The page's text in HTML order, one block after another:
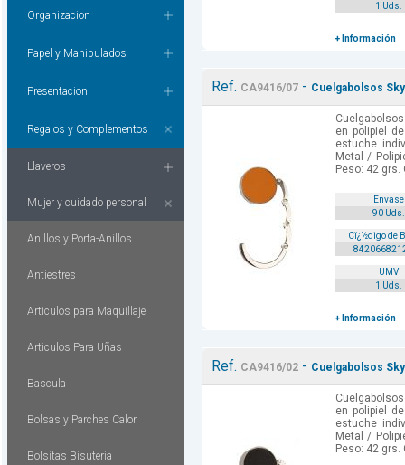
Organizacion
Papel y Manipulados
Presentacion
Regalos y Complementos
Llaveros
Mujer y cuidado personal
Anillos y Porta-Anillos
Antiestres
Articulos para Maquillaje
Articulos Para Uñas
Bascula
Bolsas y Parches Calor
Bolsitas Bisuteria
1 Uds.
+ Información
Ref. CA9416/07- Cuelgabolsos
en polipiel
estuche
Metal /
Peso: 42 grs.
Envase
90 Uds.
Cï¿½digo de
UMV
1 Uds.
+ Información
Ref. CA9416/02- Cuelgabolsos
en polipiel
estuche
Metal /
Peso: 42 grs.